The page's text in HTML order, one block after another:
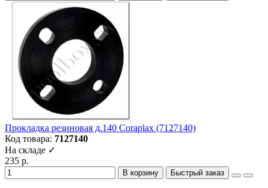
Прокладка резиновая д.140 Coraplax (7127140)
Код товара: 7127140
На складе ✓
235 р.
В корзину Быстрый заказ